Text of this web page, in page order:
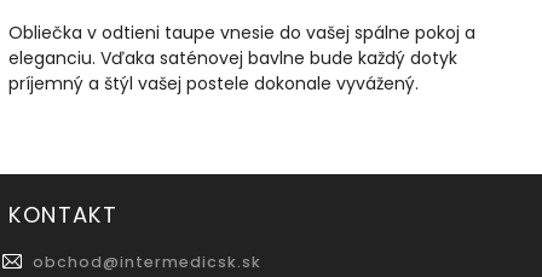
Obliečka v odtieni taupe vnesie do vašej spálne pokoj a
eleganciu. Vďaka saténovej bavlne bude každý dotyk
príjemný a štýl vašej postele dokonale vyvážený.
KONTAKT
obchod@intermedicsk.sk